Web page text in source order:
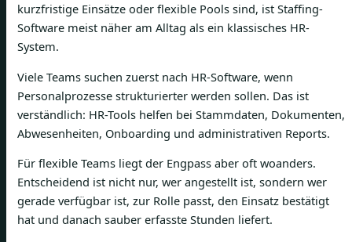
kurzfristige Einsätze oder flexible Pools sind, ist Staffing-
Software meist näher am Alltag als ein klassisches HR-
System.
Viele Teams suchen zuerst nach HR-Software, wenn
Personalprozesse strukturierter werden sollen. Das ist
verständlich: HR-Tools helfen bei Stammdaten, Dokumenten,
Abwesenheiten, Onboarding und administrativen Reports.
Für flexible Teams liegt der Engpass aber oft woanders.
Entscheidend ist nicht nur, wer angestellt ist, sondern wer
gerade verfügbar ist, zur Rolle passt, den Einsatz bestätigt
hat und danach sauber erfasste Stunden liefert.